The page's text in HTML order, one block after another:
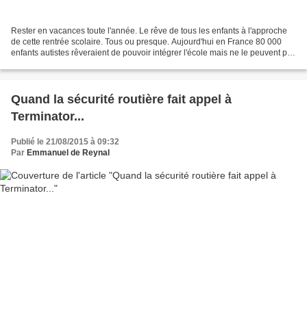
Rester en vacances toute l'année. Le rêve de tous les enfants à l'approche
de cette rentrée scolaire. Tous ou presque. Aujourd'hui en France 80 000
enfants autistes rêveraient de pouvoir intégrer l'école mais ne le peuvent pas
Quand la sécurité routière fait appel à
Terminator...
Publié le 21/08/2015 à 09:32
Par Emmanuel de Reynal